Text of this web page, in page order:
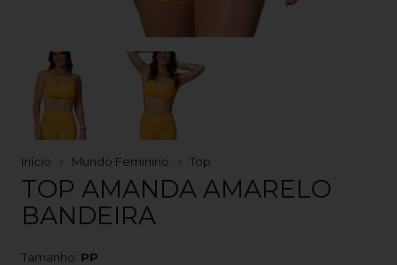
Início Mundo Feminino Top
TOP AMANDA AMARELO
BANDEIRA
Tamanho: PP